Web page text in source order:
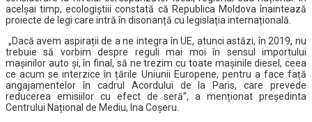
acelșai timp, ecologiștiii constată că Republica Moldova înaintează
proiecte de legi care intră în disonanță cu legislația internațională.
„Dacă avem aspirații de a ne integra în UE, atunci astăzi, în 2019, nu
trebuie să vorbim despre reguli mai moi în sensul importului
mașinilor auto și, în final, să ne trezim cu toate mașinile diesel, ceea
ce acum se interzice în țările Uniunii Europene, pentru a face față
angajamentelor în cadrul Acordului de la Paris, care prevede
reducerea emisiilor cu efect de seră”, a menționat președinta
Centrului Național de Mediu, Ina Coșeru.